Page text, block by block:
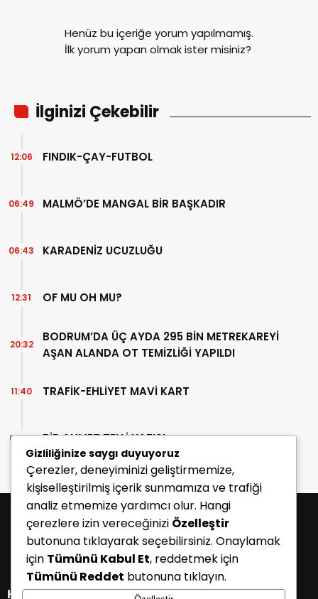
Henüz bu içeriğe yorum yapılmamış.
İlk yorum yapan olmak ister misiniz?
İlginizi Çekebilir
FINDIK-ÇAY-FUTBOL
12:06
MALMÖ’DE MANGAL BİR BAŞKADIR
06:49
KARADENİZ UCUZLUĞU
06:43
OF MU OH MU?
12:31
BODRUM’DA ÜÇ AYDA 295 BİN METREKAREYİ
AŞAN ALANDA OT TEMİZLİĞİ YAPILDI
20:32
TRAFİK-EHLİYET MAVİ KART
11:40
BİR AHMET TELLİ YAZISI
07:30
KATEGORİLER
Gizliliğinize saygı duyuyoruz
Çerezler, deneyiminizi geliştirmemize,
kişiselleştirilmiş içerik sunmamıza ve trafiği
analiz etmemize yardımcı olur. Hangi
çerezlere izin vereceğinizi Özelleştir
butonuna tıklayarak seçebilirsiniz. Onaylamak
için Tümünü Kabul Et, reddetmek için
Tümünü Reddet butonuna tıklayın.